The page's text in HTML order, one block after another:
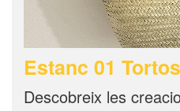
Estanc 01
Descobreix les